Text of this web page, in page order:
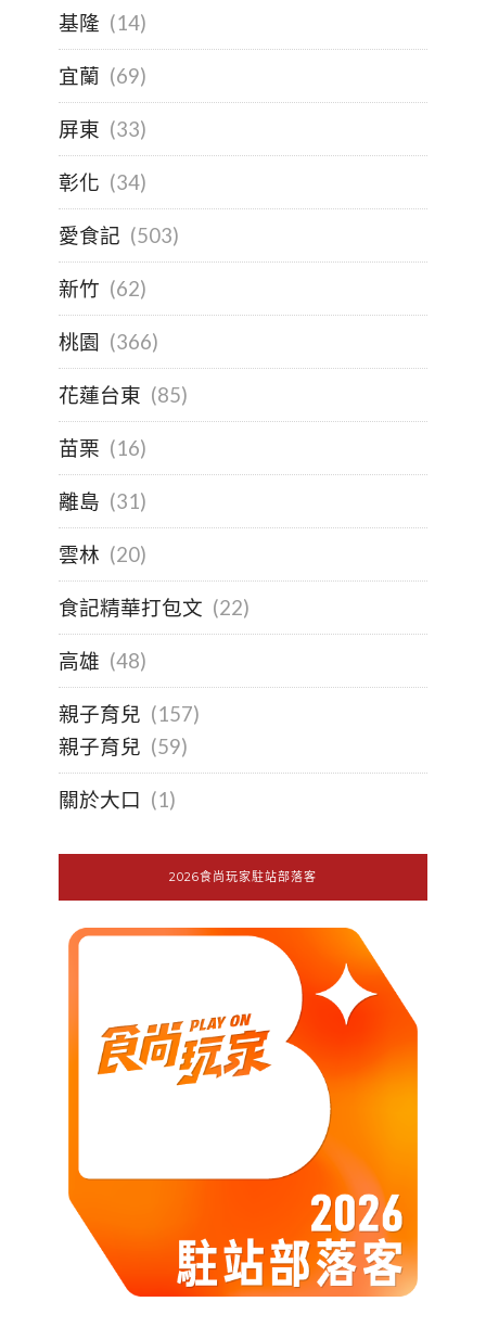
基隆 (14)
宜蘭 (69)
屏東 (33)
彰化 (34)
愛食記 (503)
新竹 (62)
桃園 (366)
花蓮台東 (85)
苗栗 (16)
離島 (31)
雲林 (20)
食記精華打包文 (22)
高雄 (48)
親子育兒 (157)
親子育兒 (59)
關於大口 (1)
2026食尚玩家駐站部落客